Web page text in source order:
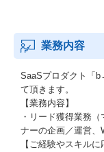
業務内容
SaaSプロダクト「
て頂きます。
【業務内容】
・リード獲得業務
ナーの企画／運営、
【ご経験やスキル